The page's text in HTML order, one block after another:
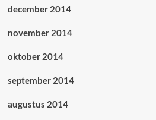
december 2014
november 2014
oktober 2014
september 2014
augustus 2014